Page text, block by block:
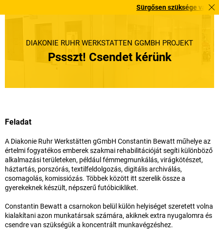
Sürgősen szüksége van rá?
DIAKONIE RUHR WERKSTÄTTEN GGMBH PROJEKT
Pssszt! Csendet kérünk
Feladat
A Diakonie Ruhr Werkstätten gGmbH Constantin Bewatt műhelye az
értelmi fogyatékos emberek szakmai rehabilitációját segíti különböző
alkalmazási területeken, például fémmegmunkálás, virágkötészet,
háztartás, porszórás, textilfeldolgozás, digitális archiválás,
csomagolás, komissiózás. Többek között itt szerelik össze a
gyerekeknek készült, népszerű futóbicikliket.
Constantin Bewatt a csarnokon belül külön helyiséget szeretett volna
kialakítani azon munkatársak számára, akiknek extra nyugalomra és
csendre van szükségük a koncentrált munkavégzéshez.